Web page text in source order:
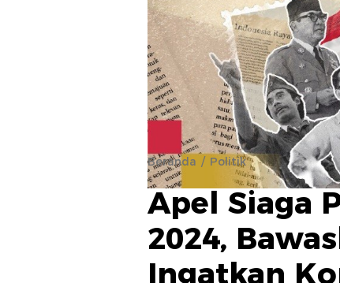
Beranda Politik
Apel Siaga
2024,
Ingatkan